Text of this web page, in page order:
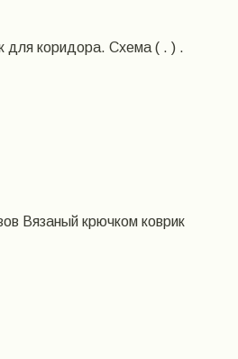
для коридора. Схема ( . ) .
Вязаный крючком коврик